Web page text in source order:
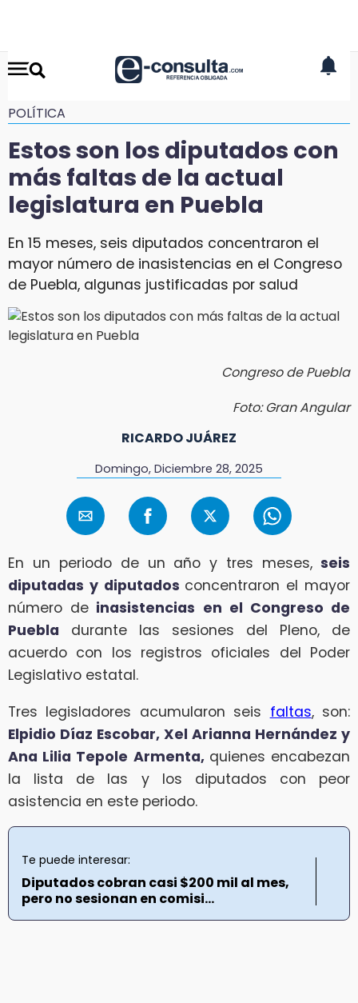
POLÍTICA
Estos son los diputados con
más faltas de la actual
legislatura en Puebla
En 15 meses, seis diputados concentraron el
mayor número de inasistencias en el Congreso
de Puebla, algunas justificadas por salud
Congreso de Puebla
Foto: Gran Angular
RICARDO JUÁREZ
Domingo, Diciembre 28, 2025
En un periodo de un año y tres meses, seis
diputadas y diputados concentraron el mayor
número de inasistencias en el Congreso de
Puebla durante las sesiones del Pleno, de
acuerdo con los registros oficiales del Poder
Legislativo estatal.
Tres legisladores acumularon seis faltas, son:
Elpidio Díaz Escobar, Xel Arianna Hernández y
Ana Lilia Tepole Armenta, quienes encabezan
la lista de las y los diputados con peor
asistencia en este periodo.
Te puede interesar:
Diputados cobran casi $200 mil al mes,
pero no sesionan en comisi...